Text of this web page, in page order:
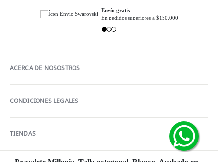
Envío gratis
En pedidos superiores a $150.000
ACERCA DE NOSOSTROS
CONDICIONES LEGALES
TIENDAS